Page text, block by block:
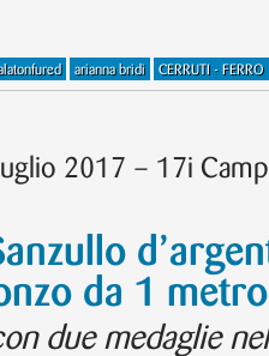
arianna bridi CERRUTI - FERRO
2017 – 17i
da 1 metro
due medaglie